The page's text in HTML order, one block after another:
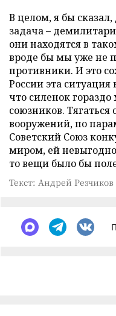
В целом, я бы
задача –
они находятся в
вроде бы мы уже не
противники. И это
России эта
что силенок
союзников.
вооружений, по
Советский Союз
миром, ей
то вещи было бы
Текст: Андрей Резчиков